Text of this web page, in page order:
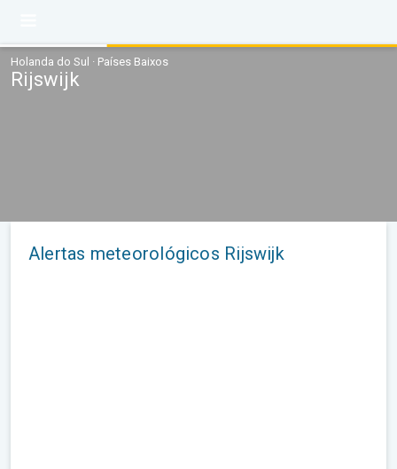
Holanda do Sul · Países Baixos
Rijswijk
Alertas meteorológicos Rijswijk